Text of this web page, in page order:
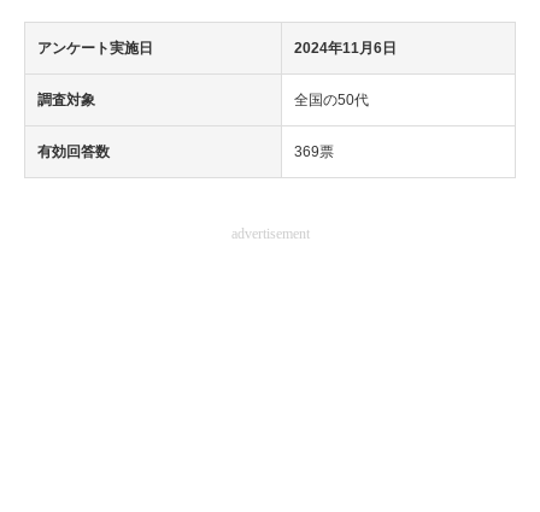
アンケート実施日 2024年11月6日
調査対象 全国の50代
有効回答数 369票
advertisement